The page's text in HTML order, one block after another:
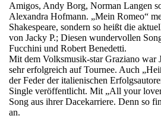
Amigos, Andy Borg, Norman Langen
Alexandra Hofmann. „Mein Romeo“
Shakespeare, sondern so heißt die
von Jacky P.; Diesen wundervollen
Fucchini und Robert Benedetti.
Mit dem Volksmusik-star Graziano war
sehr erfolgreich auf Tournee. Auch
der Feder der italienischen
Single veröffentlicht. Mit „All your
Song aus ihrer Dacekarriere. Denn so
an.